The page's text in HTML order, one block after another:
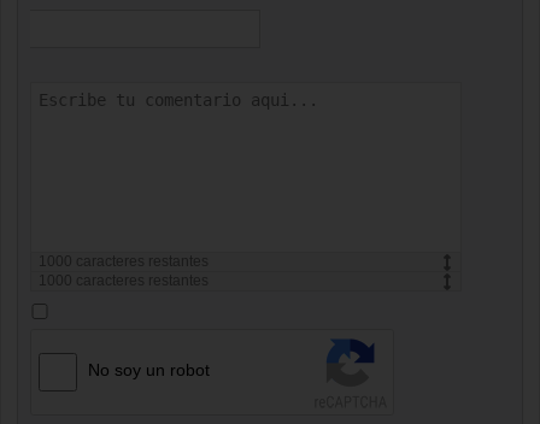
caracteres restantes
caracteres restantes
No soy un robot